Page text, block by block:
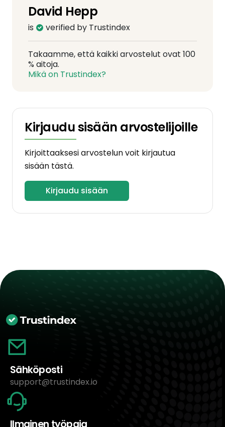
David Hepp
is verified by Trustindex
Takaamme, että kaikki arvostelut ovat 100
% aitoja.
Mikä on Trustindex?
Kirjaudu sisään arvostelijoille
Kirjoittaaksesi arvostelun voit kirjautua
sisään tästä.
Kirjaudu sisään
Sähköposti
support@trustindex.io